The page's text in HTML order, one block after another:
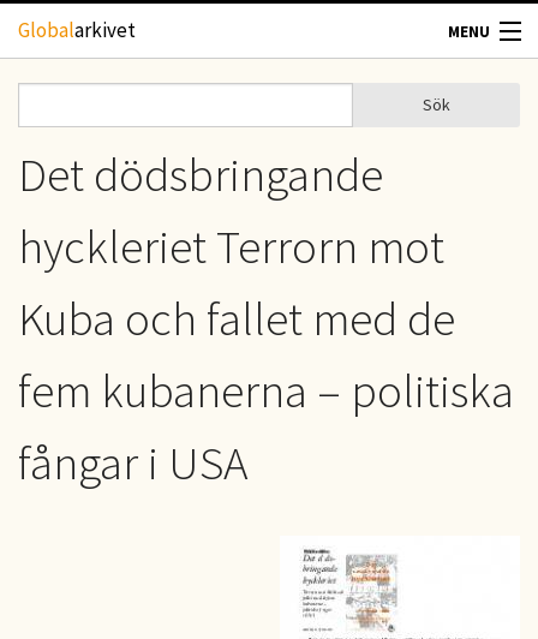
Hoppa till huvudinnehåll
Globalarkivet MENU
TIDSKRIFTER
KONTAKT
Sökformulär
Sök
Det dödsbringande
hyckleriet Terrorn mot
Kuba och fallet med de
fem kubanerna – politiska
fångar i USA